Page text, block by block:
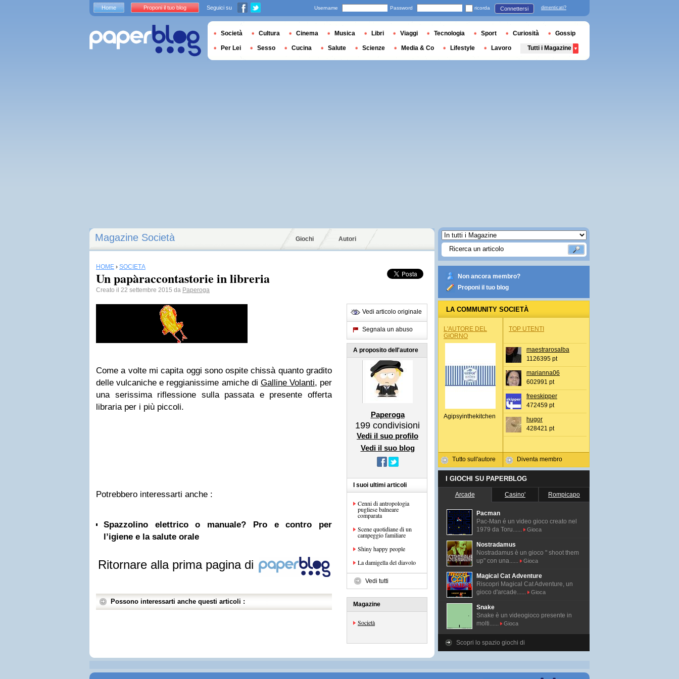
Magazine Società Giochi Autori
HOME › SOCIETÀ
Un papàraccontastorie in libreria
Creato il 22 settembre 2015 da Paperoga
Come a volte mi capita oggi sono ospite chissà quanto gradito
delle vulcaniche e reggianissime amiche di Galline Volanti, per
una serissima riflessione sulla passata e presente offerta
libraria per i più piccoli.
Potrebbero interessarti anche :
Spazzolino elettrico o manuale? Pro e contro per
l’igiene e la salute orale
Ritornare alla prima pagina di
Possono interessarti anche questi articoli :
Vedi articolo originale
Segnala un abuso
A proposito dell'autore
Paperoga
199 condivisioni
Vedi il suo profilo
Vedi il suo blog
I suoi ultimi articoli
Cenni di antropologia
pugliese balneare
comparata
Scene quotidiane di un
campeggio familiare
Shiny happy people
La damigella del diavolo
Vedi tutti
Magazine
Società
Non ancora membro?
Proponi il tuo blog
LA COMMUNITY SOCIETÀ
L'AUTORE DEL
GIORNO
Agipsyinthekitchen
Tutto sull'autore
TOP UTENTI
maestrarosalba
1126395 pt
marianna06
602991 pt
freeskipper
472459 pt
hugor
428421 pt
Diventa membro
I GIOCHI SU PAPERBLOG
Arcade Casino' Rompicapo
Pacman
Pac-Man é un video gioco creato nel
1979 da Toru......
Gioca
Nostradamus
Nostradamus è un gioco " shoot them
up" con una......
Gioca
Magical Cat Adventure
Riscopri Magical Cat Adventure, un
gioco d'arcade......
Gioca
Snake
Snake è un videogioco presente in
molti......
Gioca
Scopri lo spazio giochi di
Home Proponi il tuo blog Seguici su Username Password ricorda Connettersi dimenticati?
Società Cultura Cinema Musica Libri Viaggi Tecnologia Sport Curiosità Gossip
Per Lei Sesso Cucina Salute Scienze Media & Co Lifestyle Lavoro Tutti i Magazine